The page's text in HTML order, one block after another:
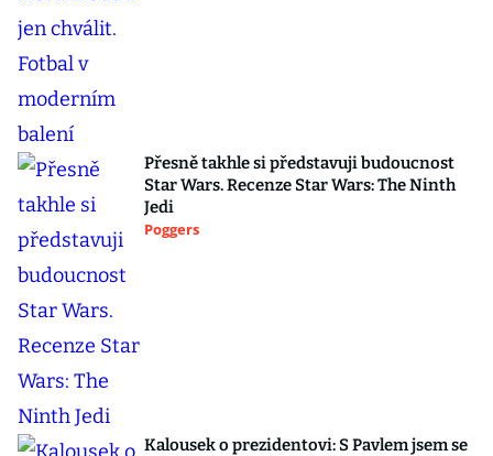
Přesně takhle si představuji budoucnost
Star Wars. Recenze Star Wars: The Ninth
Jedi
Poggers
Kalousek o prezidentovi: S Pavlem jsem se